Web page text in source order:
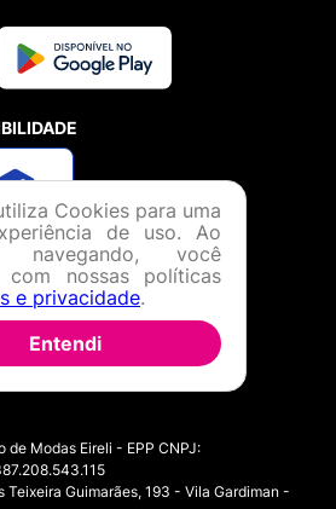
Modas Eireli - EPP CNPJ:
Teixeira Guimarães, 193 - Vila Gardiman -
Cookies para uma
de uso. Ao
navegando, você
com nossas políticas
e privacidade.
Entendi